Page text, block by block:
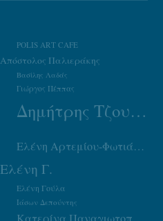
POLIS ART CAFE
Απόστολος Παλιεράκης
Βασίλης Λαδάς
Γιώργος Πέππας
Δημήτρης Τζουμάκας
Ελένη Αρτεμίου-Φωτιάδου
Ελένη Γ.
Ελένη Γούλα
Ιάσων Δεπούντης